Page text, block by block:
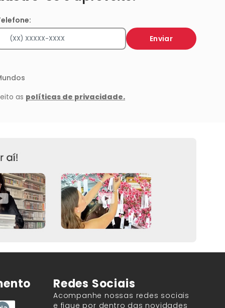
Redes Sociais
Acompanhe nossas redes sociais
e fique por dentro das novidades